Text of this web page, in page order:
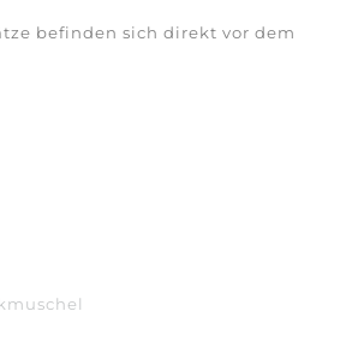
befinden sich direkt vor dem